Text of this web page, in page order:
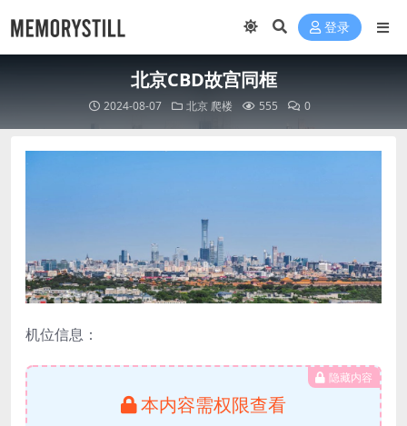
登录
北京CBD故宫同框
2024-08-07 北京 爬楼 555 0
机位信息：
隐藏内容
本内容需权限查看